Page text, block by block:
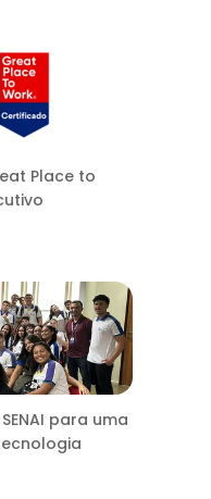
Place to
para uma